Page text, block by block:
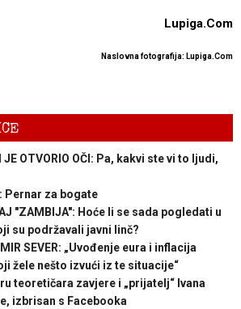
Lupiga.Com
Naslovna fotografija: Lupiga.Com
JE OTVORIO OČI: Pa, kakvi ste vi to ljudi,
Pernar za bogate
"ZAMBIJA": Hoće li se sada pogledati u
su podržavali javni linč?
SEVER: „Uvođenje eura i inflacija
žele nešto izvući iz te situacije“
teoretičara zavjere i „prijatelj“ Ivana
izbrisan s Facebooka